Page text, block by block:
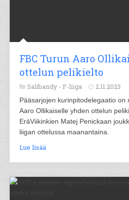
FBC Turun Aaro
ottelun pelikielto
Salibandy - F-liiga 2.11.2023
Pääsarjojen kurinpitodelegaatio on
Aaro Ollikaiselle yhden ottelun
EräViikinkien Matej Penickaan
liigan ottelussa maanantaina.
Lue lisää